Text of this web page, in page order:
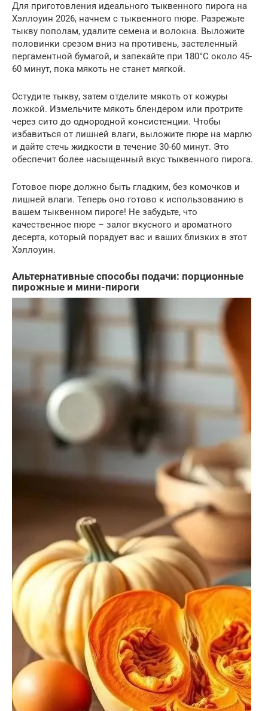
Для приготовления идеального тыквенного пирога на
Хэллоуин 2026, начнем с тыквенного пюре. Разрежьте
тыкву пополам, удалите семена и волокна. Выложите
половинки срезом вниз на противень, застеленный
пергаментной бумагой, и запекайте при 180°C около 45-
60 минут, пока мякоть не станет мягкой.
Остудите тыкву, затем отделите мякоть от кожуры
ложкой. Измельчите мякоть блендером или протрите
через сито до однородной консистенции. Чтобы
избавиться от лишней влаги, выложите пюре на марлю
и дайте стечь жидкости в течение 30-60 минут. Это
обеспечит более насыщенный вкус тыквенного пирога.
Готовое пюре должно быть гладким, без комочков и
лишней влаги. Теперь оно готово к использованию в
вашем тыквенном пироге! Не забудьте, что
качественное пюре – залог вкусного и ароматного
десерта, который порадует вас и ваших близких в этот
Хэллоуин.
Альтернативные способы подачи: порционные
пирожные и мини-пироги